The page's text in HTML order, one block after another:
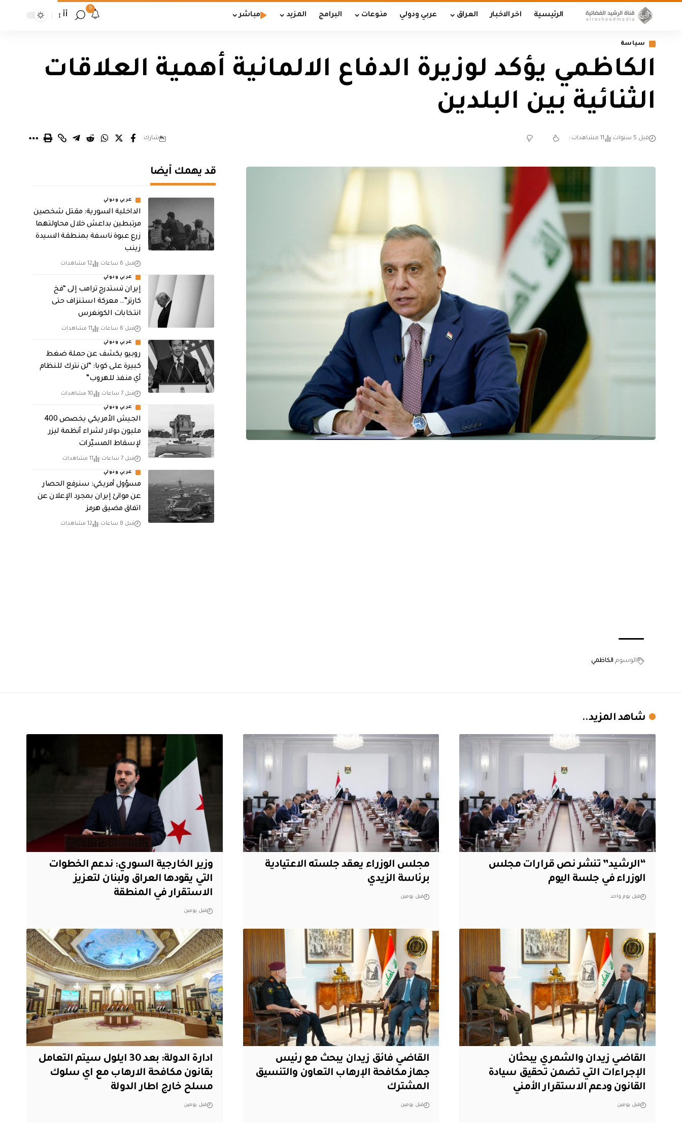
الرئيسية اخر الاخبار العراق عربي ودولي منوعات البرامج المزيد مباشر
9
أأ
سياسة
الكاظمي يؤكد لوزيرة الدفاع الالمانية أهمية العلاقات
الثنائية بين البلدين
قبل 5 سنوات 11 مشاهدات شارك
الوسوم الكاظمي
قد يهمك أيضا
عربي ودولي
الداخلية السورية: مقتل شخصين
مرتبطين بداعش خلال محاولتهما
زرع عبوة ناسفة بمنطقة السيدة
زينب
قبل 6 ساعات 12 مشاهدات
عربي ودولي
إيران تستدرج ترامب إلى “فخ
كارتر”.. معركة استنزاف حتى
انتخابات الكونغرس
قبل 6 ساعات 11 مشاهدات
عربي ودولي
روبيو يكشف عن حملة ضغط
كبيرة على كوبا: “لن نترك للنظام
أي منفذ للهروب”
قبل 7 ساعات 10 مشاهدات
عربي ودولي
الجيش الأمريكي يخصص 400
مليون دولار لشراء أنظمة ليزر
لإسقاط المسيّرات
قبل 7 ساعات 11 مشاهدات
عربي ودولي
مسؤول أمريكي: سنرفع الحصار
عن موانئ إيران بمجرد الإعلان عن
اتفاق مضيق هرمز
قبل 8 ساعات 12 مشاهدات
شاهد المزيد..
“الرشيد” تنشر نص قرارات مجلس
الوزراء في جلسة اليوم
قبل يوم واحد
مجلس الوزراء يعقد جلسته الاعتيادية
برئاسة الزيدي
قبل يومين
وزير الخارجية السوري: ندعم الخطوات
التي يقودها العراق ولبنان لتعزيز
الاستقرار في المنطقة
قبل يومين
القاضي زيدان والشمري يبحثان
الإجراءات التي تضمن تحقيق سيادة
القانون ودعم الاستقرار الأمني
قبل يومين
القاضي فائق زيدان يبحث مع رئيس
جهاز مكافحة الإرهاب التعاون والتنسيق
المشترك
قبل يومين
ادارة الدولة: بعد 30 ايلول سيتم التعامل
بقانون مكافحة الارهاب مع اي سلوك
مسلح خارج اطار الدولة
قبل يومين